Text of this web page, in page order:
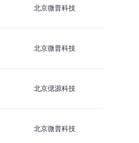
北京微普科技
北京微普科技
北京偲源科技
北京微普科技